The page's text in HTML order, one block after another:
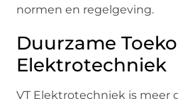
normen en regelgeving.
Duurzame
Elektrotechniek
VT Elektrotechniek is meer